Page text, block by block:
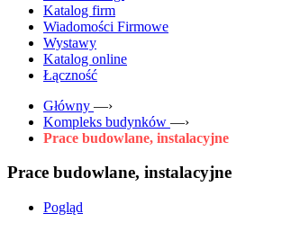
Katalog firm
Wiadomości Firmowe
Wystawy
Katalog online
Łączność
Główny —›
Kompleks budynków —›
Prace budowlane, instalacyjne
Prace budowlane, instalacyjne
Pogląd